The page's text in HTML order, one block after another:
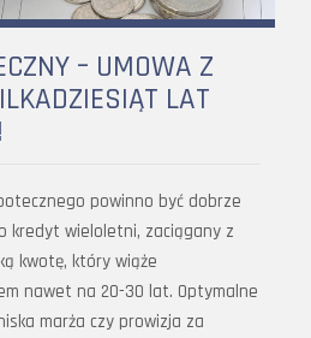
– UMOWA Z
LAT
powinno być dobrze
kredyt wieloletni, zaciągany z
kwotę, który wiąże
nawet na 20-30 lat. Optymalne
marża czy prowizja za